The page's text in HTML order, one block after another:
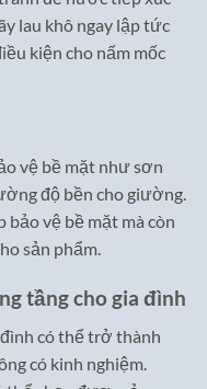
lau khô ngay lập tức
kiện cho nấm mốc
vệ bề mặt như sơn
độ bền cho giường.
bảo vệ bề mặt mà còn
sản phẩm.
tầng cho gia đình
có thể trở thành
có kinh nghiệm.